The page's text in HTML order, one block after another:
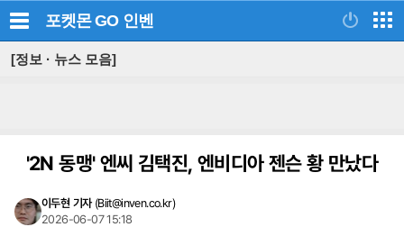
포켓몬 GO 인벤
[정보 · 뉴스 모음]
'2N 동맹' 엔씨 김택진, 엔비디아 젠슨 황 만났다
이두현 기자 (Biit@inven.co.kr)
2026-06-07 15:18